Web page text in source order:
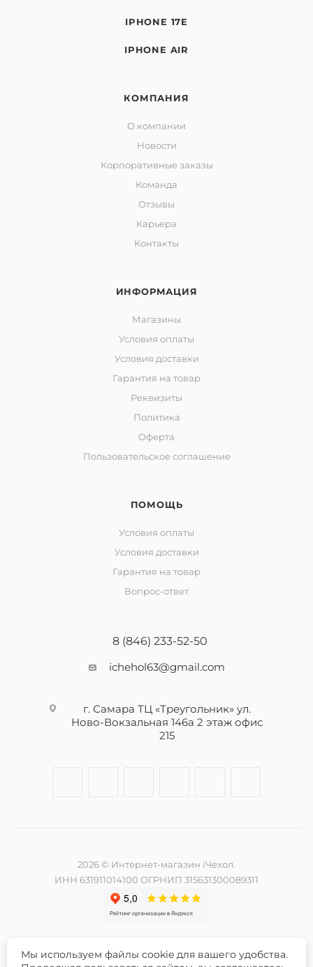
IPHONE 17E
IPHONE AIR
КОМПАНИЯ
О компании
Новости
Корпоративные заказы
Команда
Отзывы
Карьера
Контакты
ИНФОРМАЦИЯ
Магазины
Условия оплаты
Условия доставки
Гарантия на товар
Реквизиты
Политика
Оферта
Пользовательское соглашение
ПОМОЩЬ
Условия оплаты
Условия доставки
Гарантия на товар
Вопрос-ответ
8 (846) 233-52-50
ichehol63@gmail.com
г. Самара ТЦ «Треугольник» ул.
Ново-Вокзальная 146а 2 этаж офис
215
2026 © Интернет-магазин iЧехол.
ИНН 631911014100 ОГРНИП 315631300089311
Мы используем файлы cookie для вашего удобства.